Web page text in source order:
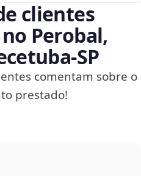
clientes
Perobal,
comentam sobre o
prestado!